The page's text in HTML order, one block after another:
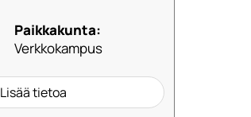
Paikkakunta:
Verkkokampus
Lisää tietoa